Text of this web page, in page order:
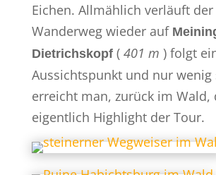
Eichen. Allmählich verläuft der
Wanderweg wieder auf
Dietrichskopf( 401 m ) folgt
Aussichtspunkt und nur wenig
erreicht man, zurück im Wald,
eigentlich Highlight der Tour.